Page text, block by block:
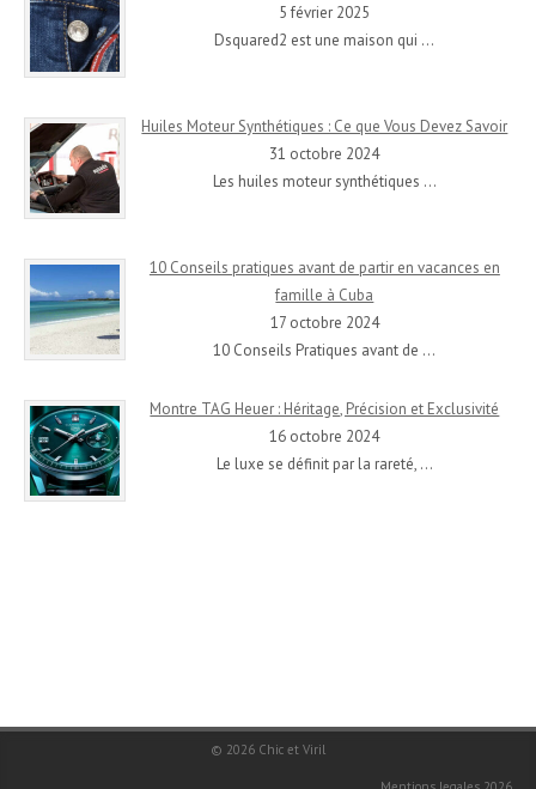
5 février 2025
Dsquared2 est une maison qui …
Huiles Moteur Synthétiques : Ce que Vous Devez Savoir
31 octobre 2024
Les huiles moteur synthétiques …
10 Conseils pratiques avant de partir en vacances en
famille à Cuba
17 octobre 2024
10 Conseils Pratiques avant de …
Montre TAG Heuer : Héritage, Précision et Exclusivité
16 octobre 2024
Le luxe se définit par la rareté, …
© 2026 Chic et Viril